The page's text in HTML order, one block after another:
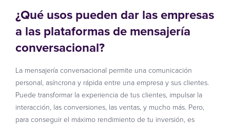
¿Qué usos pueden dar las empresas
a las plataformas de mensajería
conversacional?
La mensajería conversacional permite una comunicación
personal, asíncrona y rápida entre una empresa y sus clientes.
Puede transformar la experiencia de tus clientes, impulsar la
interacción, las conversiones, las ventas, y mucho más. Pero,
para conseguir el máximo rendimiento de tu inversión, es